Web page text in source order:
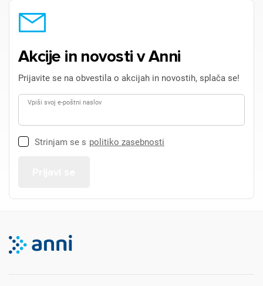
Akcije in novosti v Anni
Prijavite se na obvestila o akcijah in novostih, splača se!
Vpiši svoj e-poštni naslov
Strinjam se s politiko zasebnosti